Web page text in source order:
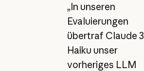
„In unseren
Evaluierungen
übertraf Claude 3
Haiku unser
vorheriges LLM